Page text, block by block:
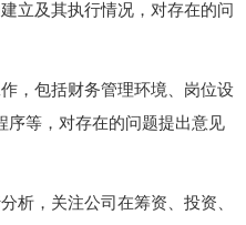
及其执行情况，对存在的问
包括财务管理环境、岗位设
序等，对存在的问题提出意见
，关注公司在筹资、投资、